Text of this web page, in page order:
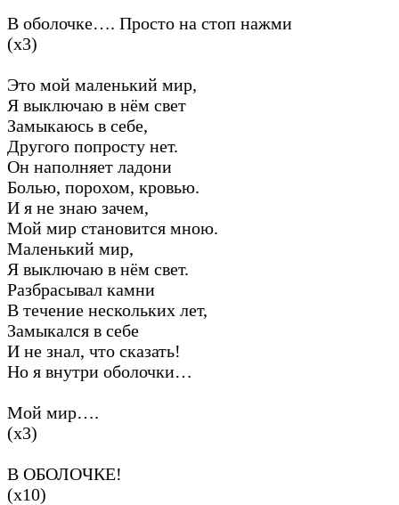
В оболочке…. Просто на стоп нажми
(х3)
Это мой маленький мир,
Я выключаю в нём свет
Замыкаюсь в себе,
Другого попросту нет.
Он наполняет ладони
Болью, порохом, кровью.
И я не знаю зачем,
Мой мир становится мною.
Маленький мир,
Я выключаю в нём свет.
Разбрасывал камни
В течение нескольких лет,
Замыкался в себе
И не знал, что сказать!
Но я внутри оболочки…
Мой мир….
(х3)
В ОБОЛОЧКЕ!
(х10)